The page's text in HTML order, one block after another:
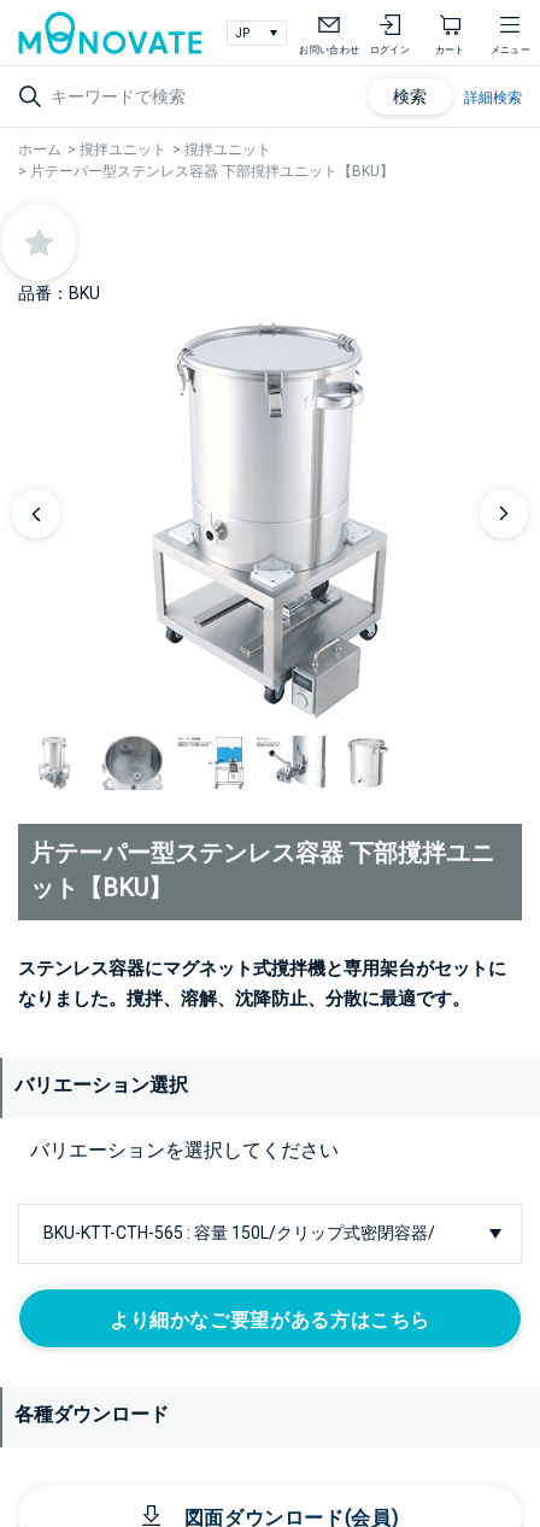
お問い合わせ ログイン カート メニュー
検索 詳細検索
ホーム > 撹拌ユニット > 撹拌ユニット
> 片テーパー型ステンレス容器 下部撹拌ユニット【BKU】
品番：BKU
片テーパー型ステンレス容器 下部撹拌ユニ
ット【BKU】
ステンレス容器にマグネット式撹拌機と専用架台がセットに
なりました。撹拌、溶解、沈降防止、分散に最適です。
バリエーション選択
バリエーションを選択してください
より細かなご要望がある方はこちら
各種ダウンロード
図面ダウンロード(会員)